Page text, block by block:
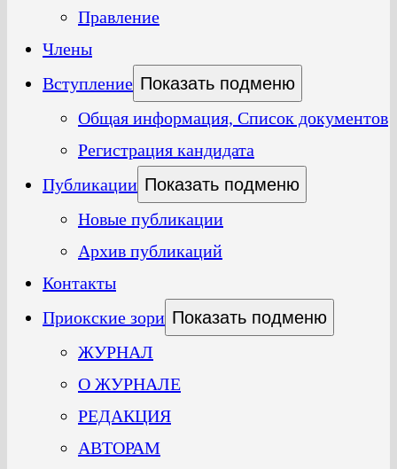
Правление
Члены
Вступление Показать подменю
Общая информация, Список документов
Регистрация кандидата
Публикации Показать подменю
Новые публикации
Архив публикаций
Контакты
Приокские зори Показать подменю
ЖУРНАЛ
О ЖУРНАЛЕ
РЕДАКЦИЯ
АВТОРАМ